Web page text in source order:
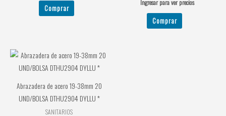
Comprar
Ingresar para ver precios
Comprar
Abrazadera de acero 19-38mm 20
UND/BOLSA DTHU2904 DYLLU *
SANITARIOS